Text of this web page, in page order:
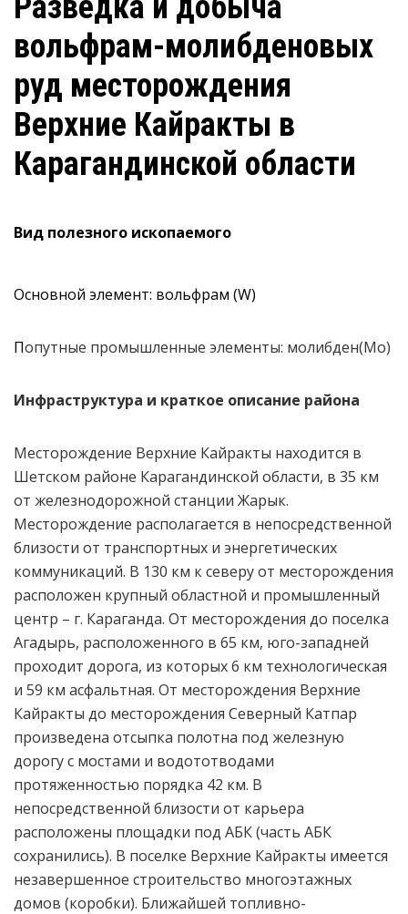
вольфрам-молибденовых
руд месторождения
Верхние Кайракты в
Карагандинской области
Вид полезного ископаемого
Основной элемент: вольфрам (W)
Попутные промышленные элементы: молибден(Mo)
Инфраструктура и краткое описание района
Месторождение Верхние Кайракты находится в
Шетском районе Карагандинской области, в 35 км
от железнодорожной станции Жарык.
Месторождение располагается в непосредственной
близости от транспортных и энергетических
коммуникаций. В 130 км к северу от месторождения
расположен крупный областной и промышленный
центр – г. Караганда. От месторождения до поселка
Агадырь, расположенного в 65 км, юго-западней
проходит дорога, из которых 6 км технологическая
и 59 км асфальтная. От месторождения Верхние
Кайракты до месторождения Северный Катпар
произведена отсыпка полотна под железную
дорогу с мостами и водототводами
протяженностью порядка 42 км. В
непосредственной близости от карьера
расположены площадки под АБК (часть АБК
сохранились). В поселке Верхние Кайракты имеется
незавершенное строительство многоэтажных
домов (коробки). Ближайшей топливно-